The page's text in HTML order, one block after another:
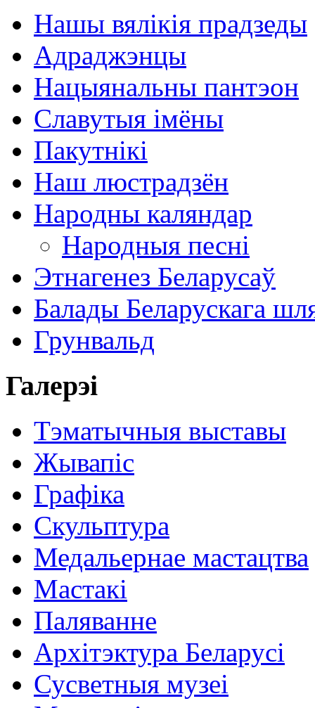
Нашы вялікія прадзеды
Адраджэнцы
Нацыянальны пантэон
Славутыя імёны
Пакутнікі
Наш люстрадзён
Народны каляндар
Народныя песні
Этнагенез Беларусаў
Балады Беларускага
Грунвальд
Галерэі
Тэматычныя выставы
Жывапіс
Графіка
Скульптура
Медальернае мастацтва
Мастакі
Паляванне
Архітэктура Беларусі
Сусветныя музеі